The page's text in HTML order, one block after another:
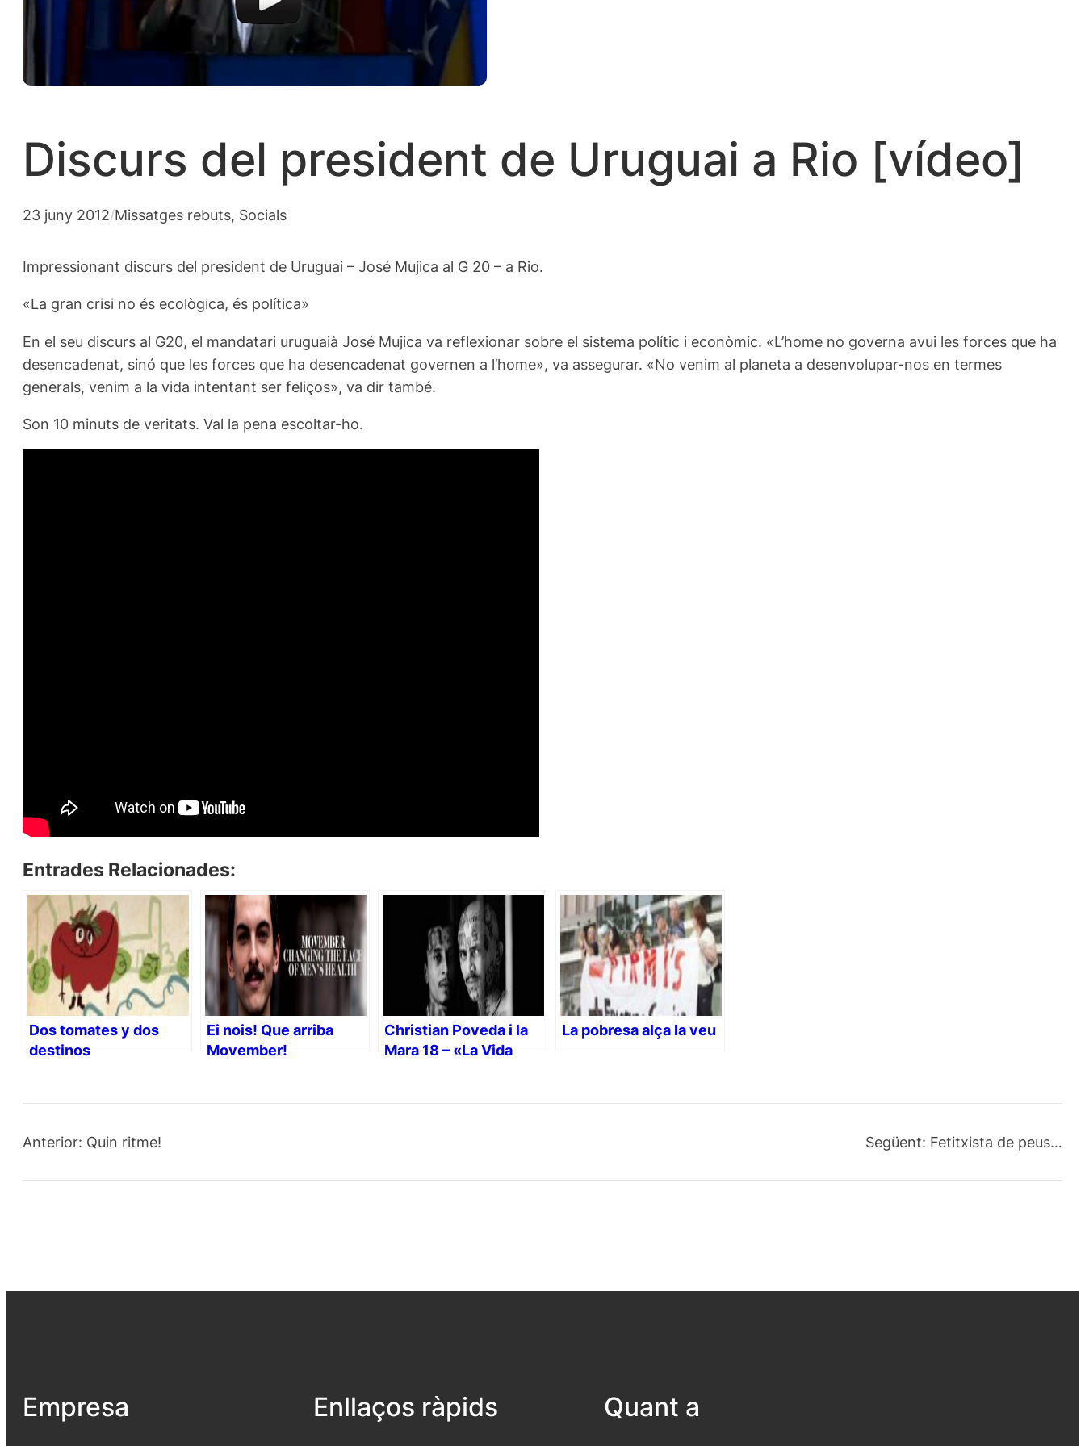
Discurs del president de Uruguai a Rio [vídeo]
23 juny 2012/Missatges rebuts, Socials
Impressionant discurs del president de Uruguai – José Mujica al G 20 – a Rio.
«La gran crisi no és ecològica, és política»
En el seu discurs al G20, el mandatari uruguaià José Mujica va reflexionar sobre el sistema polític i econòmic. «L’home no governa avui les forces que ha
desencadenat, sinó que les forces que ha desencadenat governen a l’home», va assegurar. «No venim al planeta a desenvolupar-nos en termes
generals, venim a la vida intentant ser feliços», va dir també.
Son 10 minuts de veritats. Val la pena escoltar-ho.
Entrades Relacionades:
Dos tomates y dos
destinos
Ei nois! Que arriba
Movember!
Christian Poveda i la
Mara 18 – «La Vida
La pobresa alça la veu
Anterior: Quin ritme! Següent: Fetitxista de peus…
Empresa Enllaços ràpids Quant a